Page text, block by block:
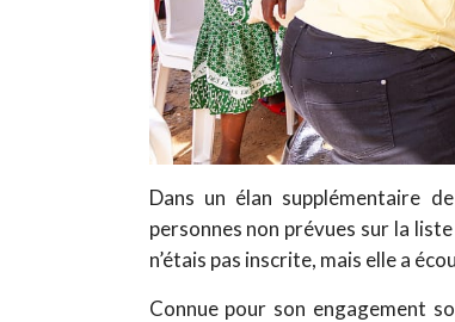
Dans un élan supplémentaire
personnes non prévues sur la
n’étais pas inscrite, mais elle a
Connue pour son engagement